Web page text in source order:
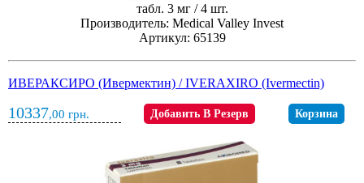
табл. 3 мг / 4 шт.
Производитель: Medical Valley Invest
Артикул: 65139
ИВЕРАКСИРО (Ивермектин) / IVERAXIRO (Ivermectin)
10337,00 грн. Добавить В Резерв Корзина